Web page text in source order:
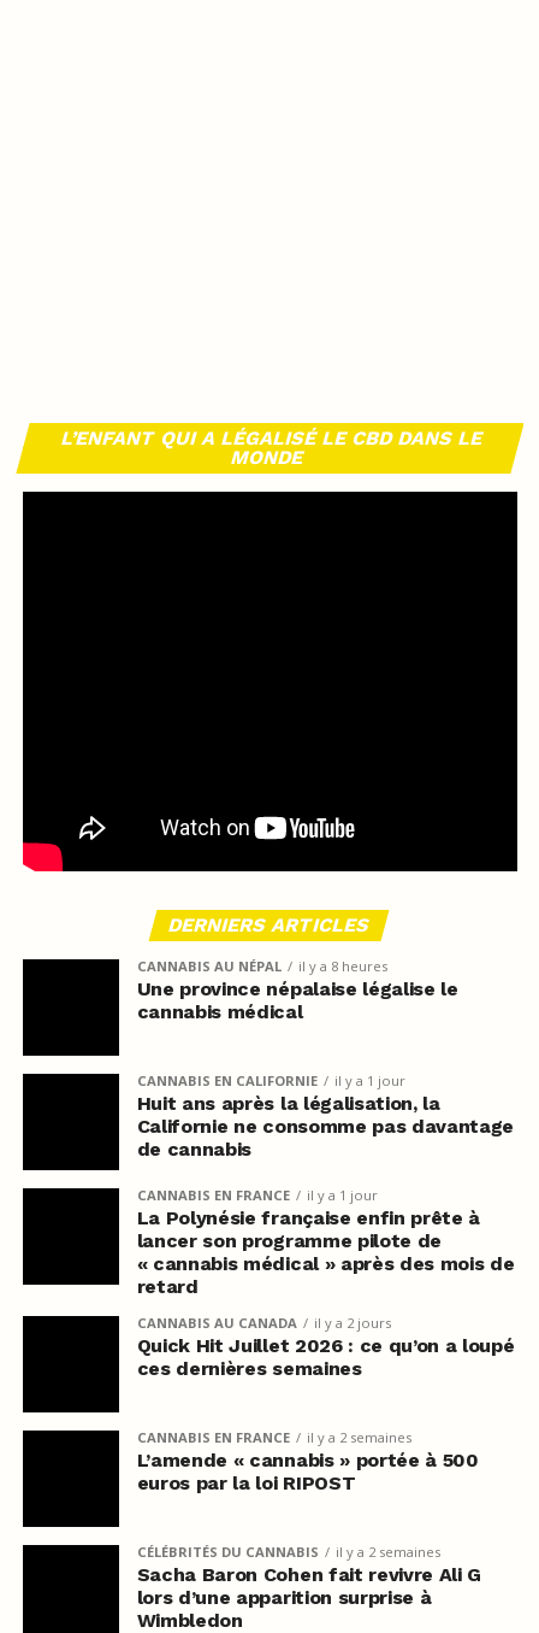
L’ENFANT QUI A LÉGALISÉ LE CBD DANS LE
MONDE
DERNIERS ARTICLES
CANNABIS AU NÉPAL il y a 8 heures
Une province népalaise légalise le
cannabis médical
CANNABIS EN CALIFORNIE il y a 1 jour
Huit ans après la légalisation, la
Californie ne consomme pas davantage
de cannabis
CANNABIS EN FRANCE il y a 1 jour
La Polynésie française enfin prête à
lancer son programme pilote de
« cannabis médical » après des mois de
retard
CANNABIS AU CANADA il y a 2 jours
Quick Hit Juillet 2026 : ce qu’on a loupé
ces dernières semaines
CANNABIS EN FRANCE il y a 2 semaines
L’amende « cannabis » portée à 500
euros par la loi RIPOST
CÉLÉBRITÉS DU CANNABIS il y a 2 semaines
Sacha Baron Cohen fait revivre Ali G
lors d’une apparition surprise à
Wimbledon